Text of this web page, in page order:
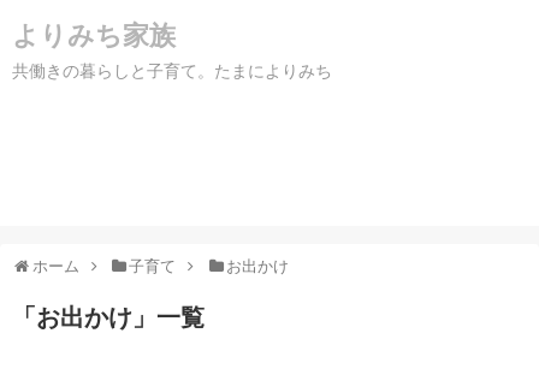
よりみち家族
共働きの暮らしと子育て。たまによりみち
ホーム 子育て お出かけ
「 お出かけ 」 一覧